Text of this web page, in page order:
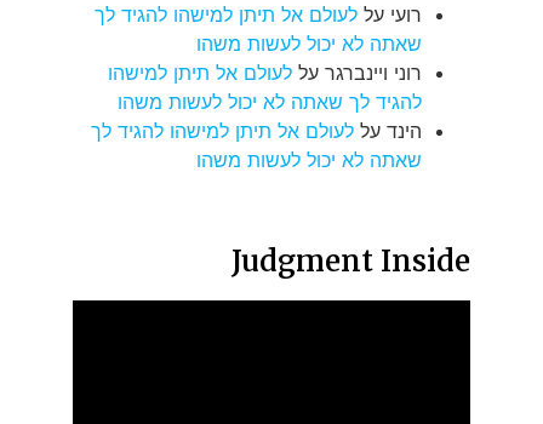
רועי על לעולם אל תיתן למישהו להגיד לך
שאתה לא יכול לעשות משהו
רוני ויינברגר על לעולם אל תיתן למישהו
להגיד לך שאתה לא יכול לעשות משהו
הינד על לעולם אל תיתן למישהו להגיד לך
שאתה לא יכול לעשות משהו
Judgment Inside